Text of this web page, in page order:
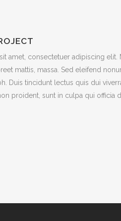
amet, consectetuer adipiscing
mattis, massa. Sed eleifend
Duis tincidunt lectus quis dui
proident, sunt in culpa qui officia